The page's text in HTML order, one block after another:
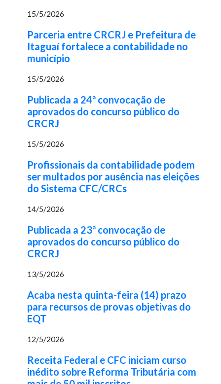
15/5/2026
Parceria entre CRCRJ e Prefeitura de
Itaguaí fortalece a contabilidade no
município
15/5/2026
Publicada a 24ª convocação de
aprovados do concurso público do
CRCRJ
15/5/2026
Profissionais da contabilidade podem
ser multados por ausência nas eleições
do Sistema CFC/CRCs
14/5/2026
Publicada a 23ª convocação de
aprovados do concurso público do
CRCRJ
13/5/2026
Acaba nesta quinta-feira (14) prazo
para recursos de provas objetivas do
EQT
12/5/2026
Receita Federal e CFC iniciam curso
inédito sobre Reforma Tributária com